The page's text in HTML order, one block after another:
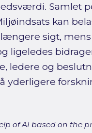
Samlet
kan
sigt, mens
ligeledes
ledere og
yderligere
of AI based on the